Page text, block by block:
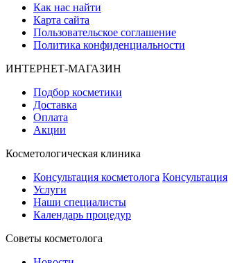
Как нас найти
Карта сайта
Пользовательское соглашение
Политика конфиденциальности
ИНТЕРНЕТ-МАГАЗИН
Подбор косметики
Доставка
Оплата
Акции
Косметологическая клиника
Консультация косметолога Консультация
Услуги
Наши специалисты
Календарь процедур
Cоветы косметолога